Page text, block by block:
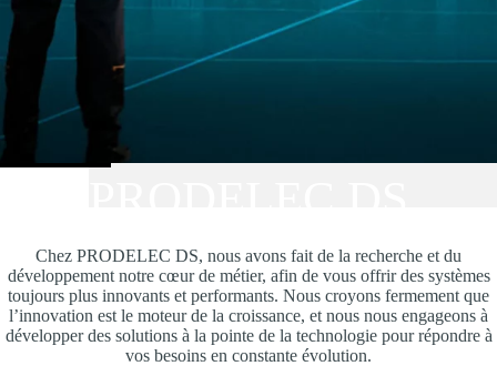
Chez PRODELEC DS, nous avons fait de la recherche et du
développement notre cœur de métier, afin de vous offrir des systèmes
toujours plus innovants et performants. Nous croyons fermement que
l’innovation est le moteur de la croissance, et nous nous engageons à
développer des solutions à la pointe de la technologie pour répondre à
vos besoins en constante évolution.